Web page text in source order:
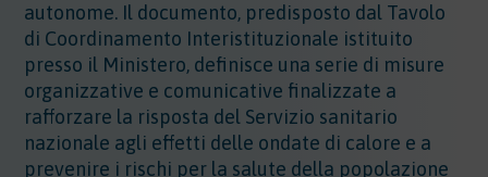
autonome. Il documento, predisposto dal Tavolo
di Coordinamento Interistituzionale istituito
presso il Ministero, definisce una serie di misure
organizzative e comunicative finalizzate a
rafforzare la risposta del Servizio sanitario
nazionale agli effetti delle ondate di calore e a
prevenire i rischi per la salute della popolazione